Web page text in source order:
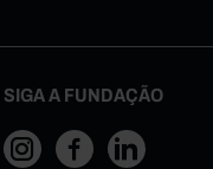
SIGA A FUNDAÇÃO